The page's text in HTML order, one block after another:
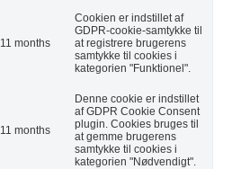
11 months
Cookien er indstillet af
GDPR-cookie-samtykke til
at registrere brugerens
samtykke til cookies i
kategorien "Funktionel".
11 months
Denne cookie er indstillet
af GDPR Cookie Consent
plugin. Cookies bruges til
at gemme brugerens
samtykke til cookies i
kategorien "Nødvendigt".